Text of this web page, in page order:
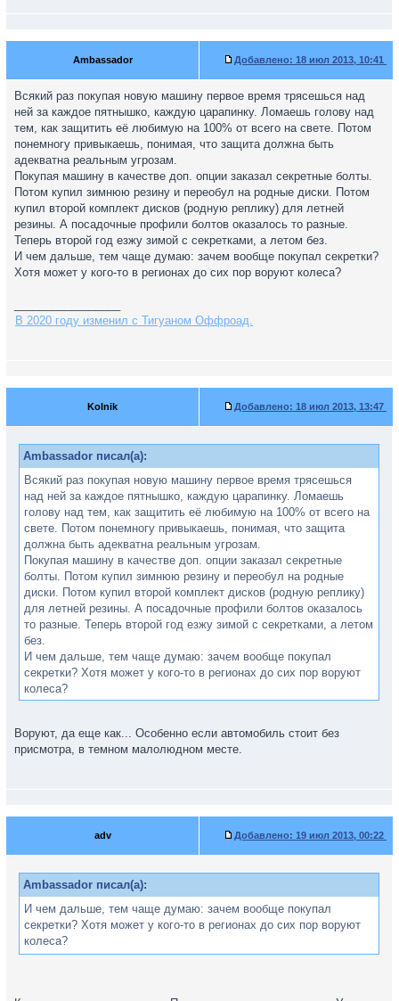
Ambassador Добавлено: 18 июл 2013, 10:41
Всякий раз покупая новую машину первое время трясешься над
ней за каждое пятнышко, каждую царапинку. Ломаешь голову над
тем, как защитить её любимую на 100% от всего на свете. Потом
понемногу привыкаешь, понимая, что защита должна быть
адекватна реальным угрозам.
Покупая машину в качестве доп. опции заказал секретные болты.
Потом купил зимнюю резину и переобул на родные диски. Потом
купил второй комплект дисков (родную реплику) для летней
резины. А посадочные профили болтов оказалось то разные.
Теперь второй год езжу зимой с секретками, а летом без.
И чем дальше, тем чаще думаю: зачем вообще покупал секретки?
Хотя может у кого-то в регионах до сих пор воруют колеса?
В 2020 году изменил с Тигуаном Оффроад.
Kolnik Добавлено: 18 июл 2013, 13:47
Ambassador писал(а):
Всякий раз покупая новую машину первое время трясешься
над ней за каждое пятнышко, каждую царапинку. Ломаешь
голову над тем, как защитить её любимую на 100% от всего на
свете. Потом понемногу привыкаешь, понимая, что защита
должна быть адекватна реальным угрозам.
Покупая машину в качестве доп. опции заказал секретные
болты. Потом купил зимнюю резину и переобул на родные
диски. Потом купил второй комплект дисков (родную реплику)
для летней резины. А посадочные профили болтов оказалось
то разные. Теперь второй год езжу зимой с секретками, а летом
без.
И чем дальше, тем чаще думаю: зачем вообще покупал
секретки? Хотя может у кого-то в регионах до сих пор воруют
колеса?
Воруют, да еще как... Особенно если автомобиль стоит без
присмотра, в темном малолюдном месте.
adv Добавлено: 19 июл 2013, 00:22
Ambassador писал(а):
И чем дальше, тем чаще думаю: зачем вообще покупал
секретки? Хотя может у кого-то в регионах до сих пор воруют
колеса?